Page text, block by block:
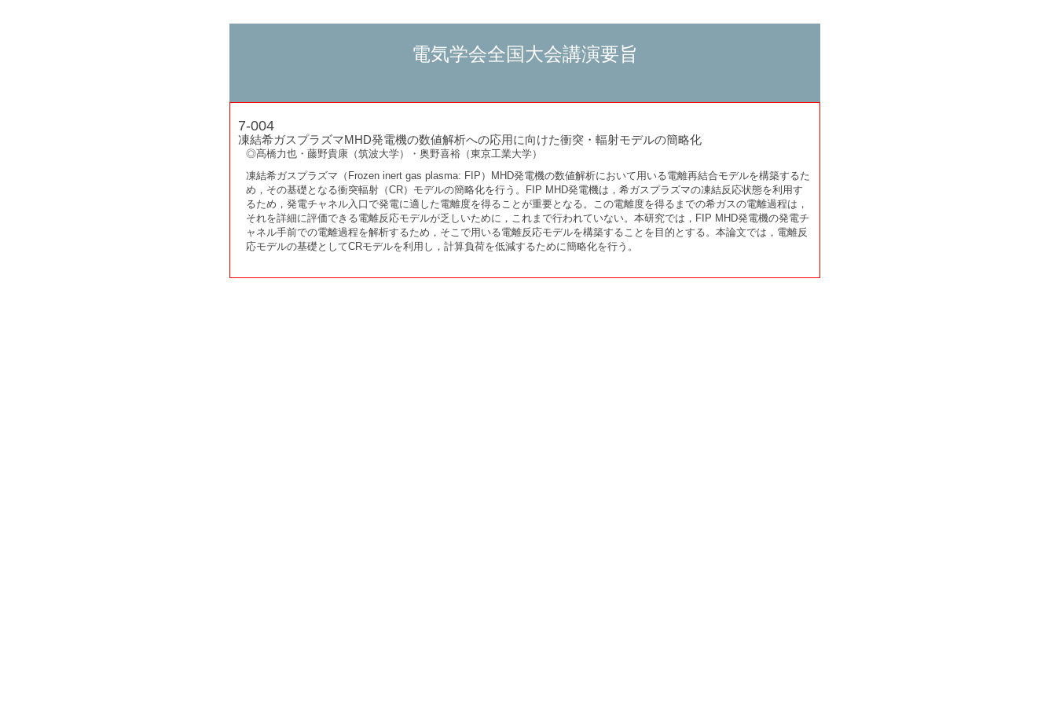
電気学会全国大会講演要旨
7-004
凍結希ガスプラズマMHD発電機の数値解析への応用に向けた衝突・輻射モデルの簡略化
◎髙橋力也・藤野貴康（筑波大学）・奥野喜裕（東京工業大学）
凍結希ガスプラズマ（Frozen inert gas plasma: FIP）MHD発電機の数値解析において用いる電離再結合モデルを構築するた
め，その基礎となる衝突輻射（CR）モデルの簡略化を行う。FIP MHD発電機は，希ガスプラズマの凍結反応状態を利用す
るため，発電チャネル入口で発電に適した電離度を得ることが重要となる。この電離度を得るまでの希ガスの電離過程は，
それを詳細に評価できる電離反応モデルが乏しいために，これまで行われていない。本研究では，FIP MHD発電機の発電チ
ャネル手前での電離過程を解析するため，そこで用いる電離反応モデルを構築することを目的とする。本論文では，電離反
応モデルの基礎としてCRモデルを利用し，計算負荷を低減するために簡略化を行う。